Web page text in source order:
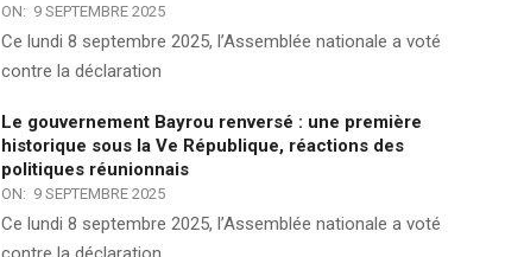
ON: 9 SEPTEMBRE 2025
Ce lundi 8 septembre 2025, l’Assemblée nationale a voté
contre la déclaration
Le gouvernement Bayrou renversé : une première
historique sous la Ve République, réactions des
politiques réunionnais
ON: 9 SEPTEMBRE 2025
Ce lundi 8 septembre 2025, l’Assemblée nationale a voté